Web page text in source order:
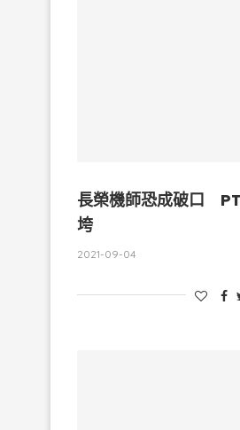
長榮機師恐成破口
垮
2021-09-04